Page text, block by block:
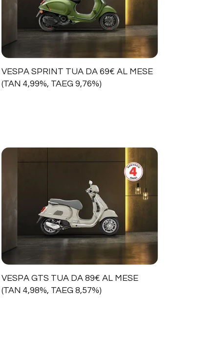
VESPA SPRINT TUA DA 69€ AL MESE
(TAN 4,99%, TAEG 9,76%)
VESPA GTS TUA DA 89€ AL MESE
(TAN 4,98%, TAEG 8,57%)